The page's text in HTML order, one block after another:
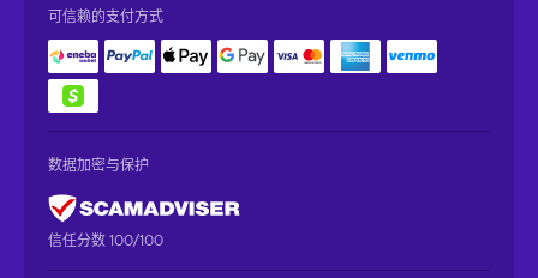
可信赖的支付方式
数据加密与保护
信任分数 100/100